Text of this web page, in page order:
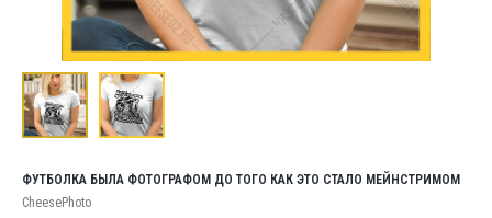
ФУТБОЛКА БЫЛА ФОТОГРАФОМ ДО ТОГО КАК ЭТО СТАЛО МЕЙНСТРИМОМ
CheesePhoto